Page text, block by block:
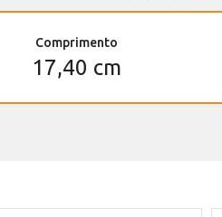
Comprimento
17,40 cm